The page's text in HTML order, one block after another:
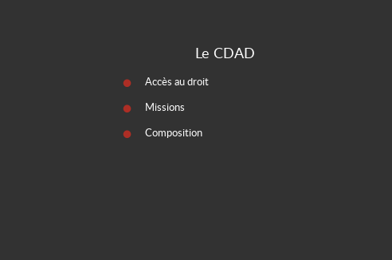
Le CDAD
Accès au droit
Missions
Composition